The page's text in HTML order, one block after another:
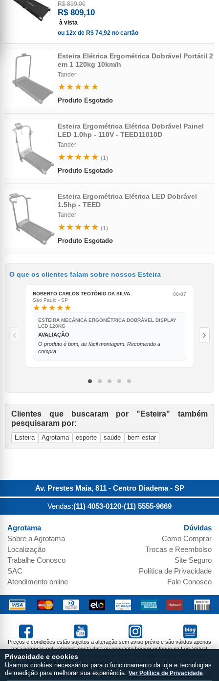
R$ 899,00
R$ 809,10
à vista
ou 12x de R$ 74,92 no cartão
Esteira Elétrica Ergométrica Dobrável Portátil 2
em 1 120kg 10km/h
Tander
★★★★★
Produto Esgotado
Esteira Ergométrica Elétrica Dobrável Painel
LED 1.0hp - 110V - TEED11010D
Tander
★★★★★ (1)
Produto Esgotado
Esteira Ergométrica Elétrica LED Dobrável
1.5hp - TEED
Tander
★★★★★ (1)
Produto Esgotado
O que os clientes falam sobre nossos Esteira
‹
ROBERTO CARLOS TEOTÔNIO DA SILVA
São Paulo - SP
08/07
★★★★★
ESTEIRA MECÂNICA ERGOMÉTRICA DOBRÁVEL DISPLAY
LCD 120KG
AVALIAÇÃO
O produto é bom, de fácil montagem. Recomendo a
compra.
›
Clientes que buscaram por "Esteira" também
pesquisaram por:
Esteira Agrotama esporte saúde bem estar
Av. Prestes Maia, 811 - Centro Diadema- SP
Vendas:(11) 4053-0120-(11) 5555-9669
Agrotama
Sobre aAgrotama
Localização
Trabalhe Conosco
SAC
Atendimento online
Dúvidas
Como Comprar
Trocas e Reembolso
Site Seguro
Política de Privacidade
Fale Conosco
Preços e condições estão sujeitos a alteração sem aviso prévio e são válidos apenas
para compras pela internet, nesta data ou enquanto houver estoque na Loja Virtual.
Vendas sujeitas a análise e confirmação de dados. As imagens dos produtos são
meramente ilustrativas. Parcela mínima de R$19,99. Produtos sujeitos a
disponibilidade de estoque. Não nos responsabilizamos pela montagem dos
equipamentos vendidos no site. Em caso de divergência preços no site o valor válido
Privacidade e cookies
Usamos cookies necessários para o funcionamento da loja e tecnologias
de medição para melhorar sua experiência. Ver Política de Privacidade.